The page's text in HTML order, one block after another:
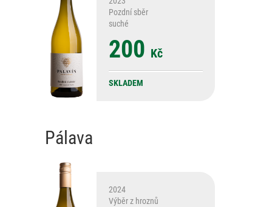
Pozdní sběr
suché
200 Kč
SKLADEM
Pálava
2024
Výběr z hroznů